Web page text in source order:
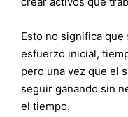
Esto no significa que
esfuerzo inicial,
pero una vez que el
seguir ganando sin
el tiempo.